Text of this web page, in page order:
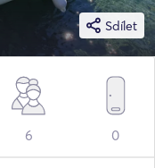
Sdílet
6 0